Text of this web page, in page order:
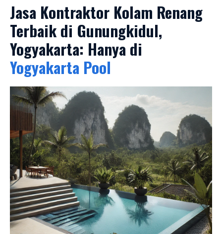
Jasa Kontraktor Kolam Renang
Terbaik di Gunungkidul,
Yogyakarta: Hanya di
Yogyakarta Pool